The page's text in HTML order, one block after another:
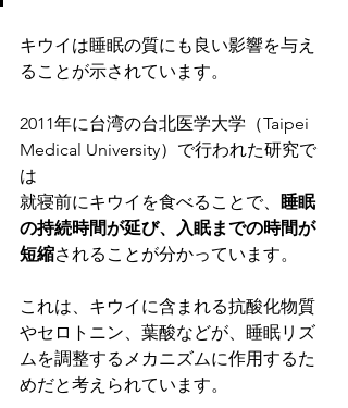
キウイは睡眠の質にも良い影響を与え
ることが示されています。
2011年に台湾の台北医学大学（Taipei
Medical University）で行われた研究で
は
就寝前にキウイを食べることで、 睡眠
の持続時間が延び、入眠までの時間が
短縮されることが分かっています。
これは、キウイに含まれる抗酸化物質
やセロトニン、葉酸などが、睡眠リズ
ムを調整するメカニズムに作用するた
めだと考えられています。